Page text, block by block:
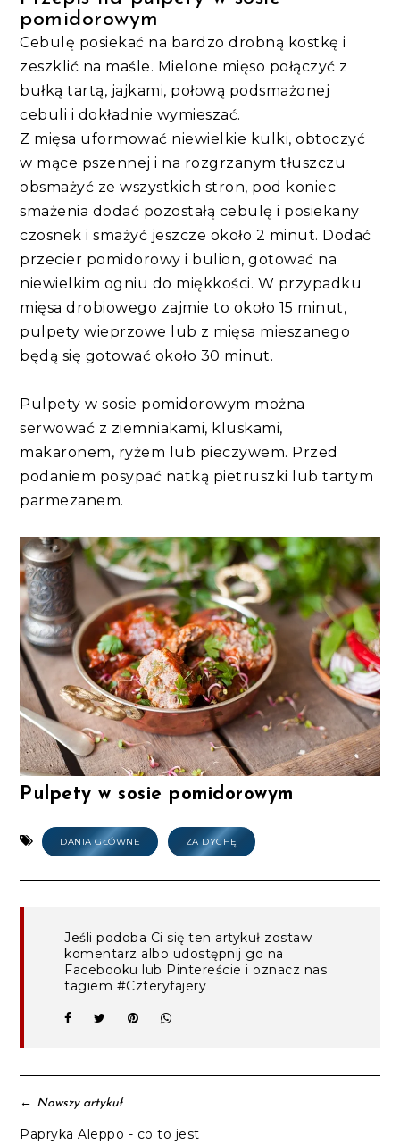
pomidorowym
Cebulę posiekać na bardzo drobną kostkę i
zeszklić na maśle. Mielone mięso połączyć z
bułką tartą, jajkami, połową podsmażonej
cebuli i dokładnie wymieszać.
Z mięsa uformować niewielkie kulki, obtoczyć
w mące pszennej i na rozgrzanym tłuszczu
obsmażyć ze wszystkich stron, pod koniec
smażenia dodać pozostałą cebulę i posiekany
czosnek i smażyć jeszcze około 2 minut. Dodać
przecier pomidorowy i bulion, gotować na
niewielkim ogniu do miękkości. W przypadku
mięsa drobiowego zajmie to około 15 minut,
pulpety wieprzowe lub z mięsa mieszanego
będą się gotować około 30 minut.
Pulpety w sosie pomidorowym można
serwować z ziemniakami, kluskami,
makaronem, ryżem lub pieczywem. Przed
podaniem posypać natką pietruszki lub tartym
parmezanem.
Pulpety w sosie pomidorowym
DANIA GŁÓWNE ZA DYCHĘ
Jeśli podoba Ci się ten artykuł zostaw
komentarz albo udostępnij go na
Facebooku lub Pintereście i oznacz nas
tagiem #Czteryfajery
← Nowszy artykuł
Papryka Aleppo - co to jest